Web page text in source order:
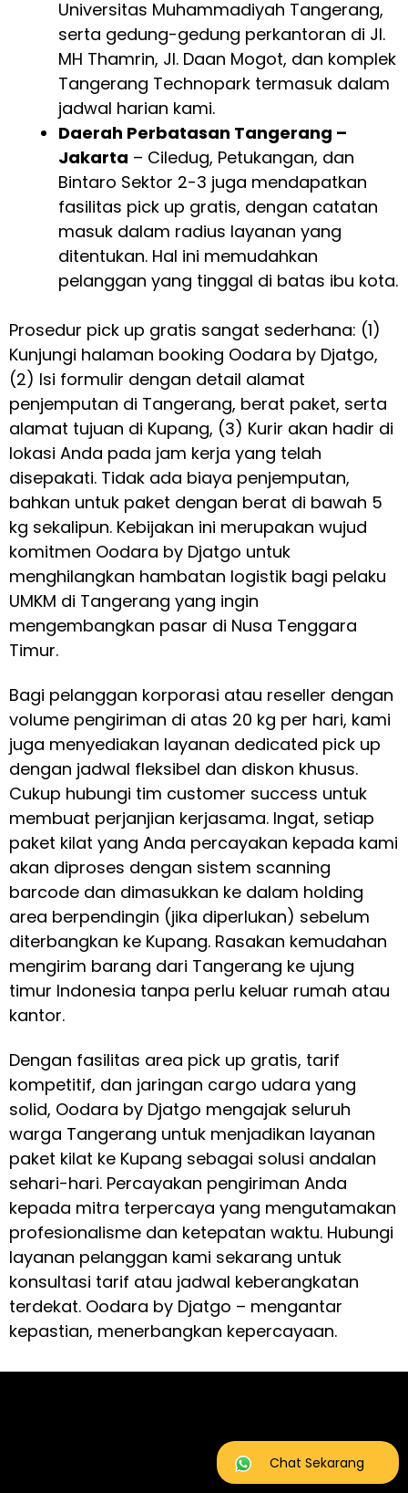
Universitas Muhammadiyah Tangerang,
serta gedung-gedung perkantoran di Jl.
MH Thamrin, Jl. Daan Mogot, dan komplek
Tangerang Technopark termasuk dalam
jadwal harian kami.
Daerah Perbatasan Tangerang –
Jakarta – Ciledug, Petukangan, dan
Bintaro Sektor 2-3 juga mendapatkan
fasilitas pick up gratis, dengan catatan
masuk dalam radius layanan yang
ditentukan. Hal ini memudahkan
pelanggan yang tinggal di batas ibu kota.
Prosedur pick up gratis sangat sederhana: (1)
Kunjungi halaman booking Oodara by Djatgo,
(2) Isi formulir dengan detail alamat
penjemputan di Tangerang, berat paket, serta
alamat tujuan di Kupang, (3) Kurir akan hadir di
lokasi Anda pada jam kerja yang telah
disepakati. Tidak ada biaya penjemputan,
bahkan untuk paket dengan berat di bawah 5
kg sekalipun. Kebijakan ini merupakan wujud
komitmen Oodara by Djatgo untuk
menghilangkan hambatan logistik bagi pelaku
UMKM di Tangerang yang ingin
mengembangkan pasar di Nusa Tenggara
Timur.
Bagi pelanggan korporasi atau reseller dengan
volume pengiriman di atas 20 kg per hari, kami
juga menyediakan layanan dedicated pick up
dengan jadwal fleksibel dan diskon khusus.
Cukup hubungi tim customer success untuk
membuat perjanjian kerjasama. Ingat, setiap
paket kilat yang Anda percayakan kepada kami
akan diproses dengan sistem scanning
barcode dan dimasukkan ke dalam holding
area berpendingin (jika diperlukan) sebelum
diterbangkan ke Kupang. Rasakan kemudahan
mengirim barang dari Tangerang ke ujung
timur Indonesia tanpa perlu keluar rumah atau
kantor.
Dengan fasilitas area pick up gratis, tarif
kompetitif, dan jaringan cargo udara yang
solid, Oodara by Djatgo mengajak seluruh
warga Tangerang untuk menjadikan layanan
paket kilat ke Kupang sebagai solusi andalan
sehari-hari. Percayakan pengiriman Anda
kepada mitra terpercaya yang mengutamakan
profesionalisme dan ketepatan waktu. Hubungi
layanan pelanggan kami sekarang untuk
konsultasi tarif atau jadwal keberangkatan
terdekat. Oodara by Djatgo – mengantar
kepastian, menerbangkan kepercayaan.
Chat Sekarang